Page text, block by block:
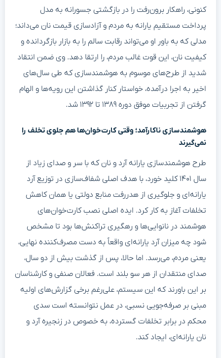
کنونی، راهکار برون‌رفت را در بازگشتی جسورانه به مدل
پرداخت مستقیم یارانه به مردم و آزادسازی قیمت نان می‌داند؛
مدلی که به باور او می‌تواند رقابت سالم را به بازار بازگردانده و
کیفیت نان، این قوت غالب مردم، را ارتقا دهد. وی ضمن انتقاد
شدید از طرح‌های موسوم به هوشمندسازی که طی سال‌های
اخیر به اجرا درآمده، خواستار کنار گذاشتن این رویه‌ها و الهام
گرفتن از تجربیات موفق دوره ۱۳۸۹ تا ۱۳۹۲ شد.
هوشمندسازی ناکارآمد؛ وقتی کارت‌خوان‌ها هم جلوی تخلف را
نمی‌گیرند
طرح هوشمندسازی یارانه آرد و نان که با سر و صدای زیاد از
سال ۱۴۰۱ کلید خورد، با هدف اصلی شفاف‌سازی در توزیع آرد
یارانه‌ای و جلوگیری از هدررفت منابع دولتی یا همان کاهش
تخلفات آغاز به کار کرد. ایده اصلی نصب کارت‌خوان‌های
هوشمند در نانوایی‌ها و رهگیری تراکنش‌ها بود تا مشخص
شود چه میزان آرد یارانه‌ای واقعاً به دست مصرف‌کننده نهایی،
یعنی مردم، می‌رسد. اما حالا، پس از گذشت بیش از دو سال،
صدای منتقدان از هر سو بلند است. فعالان صنفی و کارشناسان
بر این باورند که این سیستم، علی‌رغم برخی گزارش‌های اولیه
مبنی بر صرفه‌جویی نسبی، در عمل نتوانسته است سدی
محکم در برابر تخلفات گسترده، به خصوص در زنجیره آرد و
نان یارانه‌ای، ایجاد کند.